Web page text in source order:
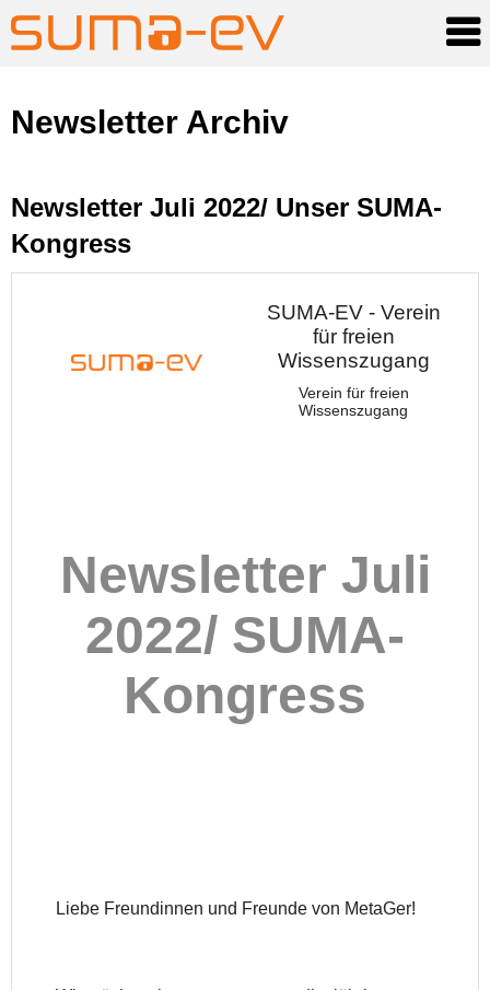
Skip
Newsletter Archiv
Newsletter Juli 2022/ Unser SUMA-
Kongress